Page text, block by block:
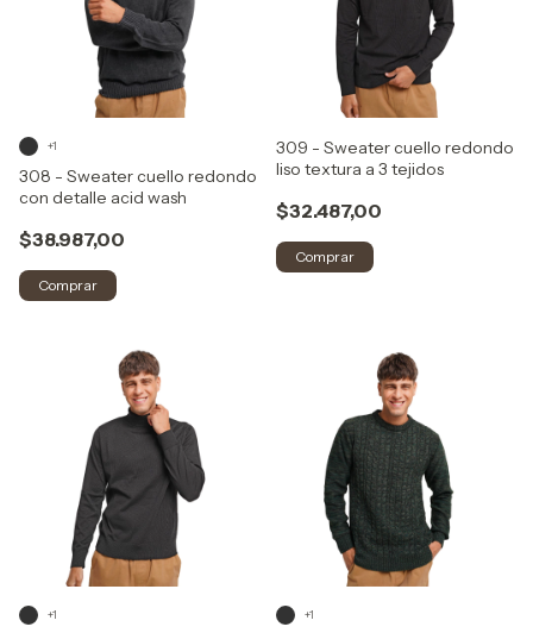
308 - Sweater cuello redondo
con detalle acid wash
$38.987,00
+1
Comprar
309 - Sweater cuello redondo
liso textura a 3 tejidos
$32.487,00
Comprar
+1 +1